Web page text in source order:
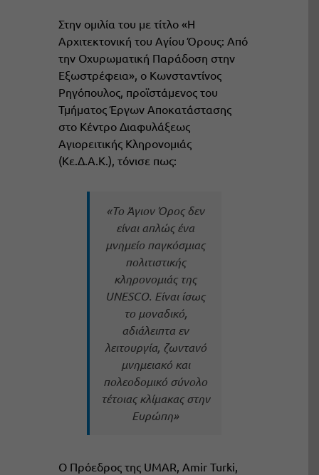
Στην ομιλία του με τίτλο «Η
Αρχιτεκτονική του Αγίου Όρους: Από
την Οχυρωματική Παράδοση στην
Εξωστρέφεια», ο Κωνσταντίνος
Ρηγόπουλος, προϊστάμενος του
Τμήματος Έργων Αποκατάστασης
στο Κέντρο Διαφυλάξεως
Αγιορειτικής Κληρονομιάς
(Κε.Δ.Α.Κ.), τόνισε πως:
«Το Άγιον Όρος δεν
είναι απλώς ένα
μνημείο παγκόσμιας
πολιτιστικής
κληρονομιάς της
UNESCO. Είναι ίσως
το μοναδικό,
αδιάλειπτα εν
λειτουργία, ζωντανό
μνημειακό και
πολεοδομικό σύνολο
τέτοιας κλίμακας στην
Ευρώπη»
Ο Πρόεδρος της UMAR, Amir Turki,